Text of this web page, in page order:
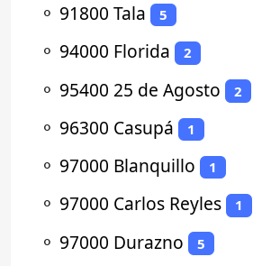
⚬ 91800 Tala 5
⚬ 94000 Florida 2
⚬ 95400 25 de Agosto 2
⚬ 96300 Casupá 1
⚬ 97000 Blanquillo 1
⚬ 97000 Carlos Reyles 1
⚬ 97000 Durazno 5